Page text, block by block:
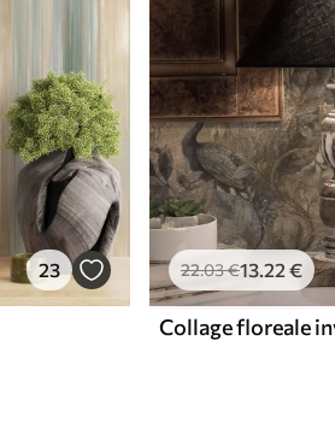
23 22.03€13.22 €